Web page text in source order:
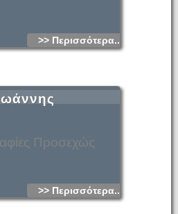
>> Περισσότερα...
Προσεχώς
>> Περισσότερα...